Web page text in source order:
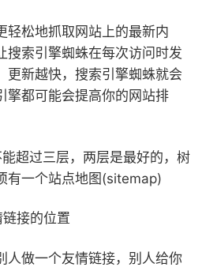
轻松地抓取网站上的最新内
搜索引擎蜘蛛在每次访问时发
更新越快，搜索引擎蜘蛛就会
擎都可能会提高你的网站排
超过三层，两层是最好的，树
有一个站点地图(sitemap)
接的位置
人做一个友情链接，别人给你